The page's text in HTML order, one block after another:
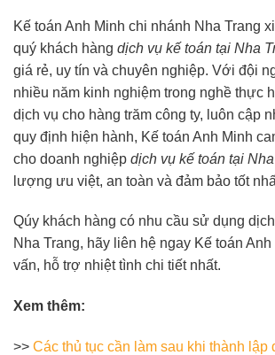
Kế toán Anh Minh chi nhánh Nha Trang
quý khách hàng dịch vụ kế toán tại Nha
giá rẻ, uy tín và chuyên nghiệp. Với đội
nhiều năm kinh nghiệm trong nghề thực
dịch vụ cho hàng trăm công ty, luôn cập
quy định hiện hành, Kế toán Anh Minh
cho doanh nghiệp dịch vụ kế toán tại
lượng ưu việt, an toàn và đảm bảo tốt
Qúy khách hàng có nhu cầu sử dụng
Nha Trang, hãy liên hệ ngay Kế toán
vấn, hỗ trợ nhiệt tình chi tiết nhất.
Xem thêm:
>> Các thủ tục cần làm sau khi thành lập